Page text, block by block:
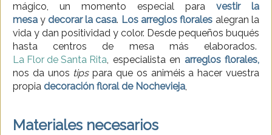
mágico, un momento especial para vestir la
mesa y decorar la casa. Los arreglos florales alegran la
vida y dan positividad y color. Desde pequeños buqués
hasta centros de mesa más elaborados.
La Flor de Santa Rita, especialista en arreglos florales,
nos da unos tipspara que os animéis a hacer vuestra
propia decoración floral deNochevieja,
Materiales necesarios